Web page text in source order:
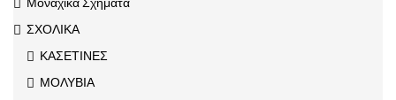
ΣΧΟΛΙΚΑ
ΚΑΣΕΤΙΝΕΣ
ΜΟΛΥΒΙΑ